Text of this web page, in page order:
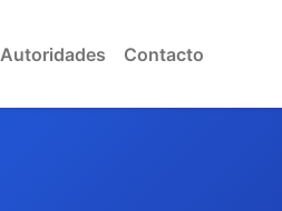
Autoridades Contacto